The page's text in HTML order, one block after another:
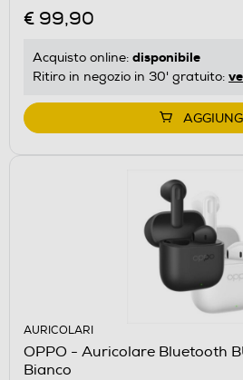
€ 99,90
Acquisto online: disponibile
Ritiro in negozio in 30' gratuito:
AURICOLARI
OPPO - Auricolare Bluetooth
Bianco